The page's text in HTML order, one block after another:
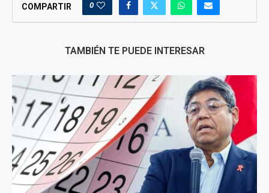
COMPARTIR 0
TAMBIÉN TE PUEDE INTERESAR